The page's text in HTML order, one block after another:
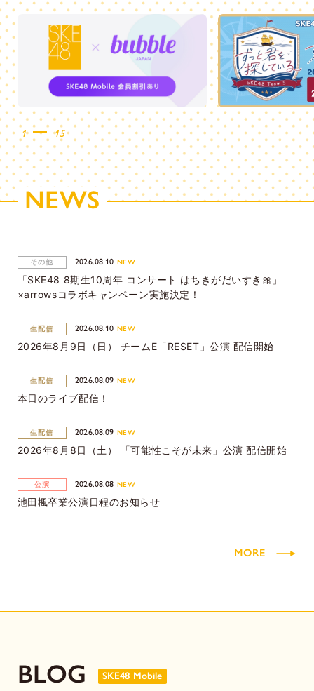
1 15
NEWS
その他 2026.08.10 NEW
「SKE48 8期生10周年 コンサート はちきがだいすき🎀」
×arrowsコラボキャンペーン実施決定！
生配信 2026.08.10 NEW
2026年8月9日（日） チームE「RESET」公演 配信開始
生配信 2026.08.09 NEW
本日のライブ配信！
生配信 2026.08.09 NEW
2026年8月8日（土） 「可能性こそが未来」公演 配信開始
公演 2026.08.08 NEW
池田楓卒業公演日程のお知らせ
MORE
BLOG SKE48 Mobile